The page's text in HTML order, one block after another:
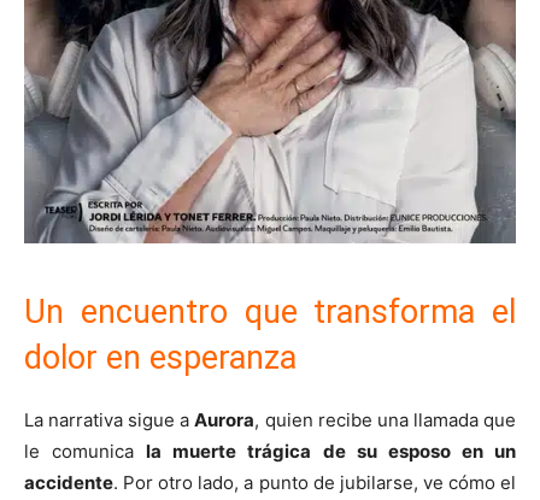
Un encuentro que transforma el
dolor en esperanza
La narrativa sigue aAurora, quien recibe una llamada que
le comunicala muerte trágica de su esposo en un
accidente. Por otro lado, a punto de jubilarse, ve cómo el